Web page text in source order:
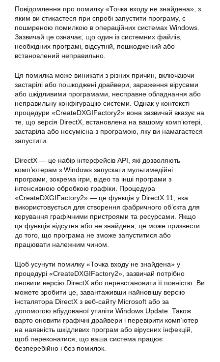
Повідомлення про помилку «Точка входу не знайдена», з
яким ви стикаєтеся при спробі запустити програму, є
поширеною помилкою в операційних системах Windows.
Зазвичай це означає, що один із системних файлів,
необхідних програмі, відсутній, пошкоджений або
встановлений неправильно.
Ця помилка може виникати з різних причин, включаючи
застарілі або пошкоджені драйвери, зараження вірусами
або шкідливими програмами, несправне обладнання або
неправильну конфігурацію системи. Однак у контексті
процедури «CreateDXGIFactory2» вона зазвичай вказує на
те, що версія DirectX, встановлена на вашому комп’ютері,
застаріла або несумісна з програмою, яку ви намагаєтеся
запустити.
DirectX — це набір інтерфейсів API, які дозволяють
комп’ютерам з Windows запускати мультимедійні
програми, зокрема ігри, відео та інші програми з
інтенсивною обробкою графіки. Процедура
«CreateDXGIFactory2» — це функція у DirectX 11, яка
використовується для створення фабричного об’єкта для
керування графічними пристроями та ресурсами. Якщо
ця функція відсутня або не знайдена, це може призвести
до того, що програма не зможе запуститися або
працювати належним чином.
Щоб усунути помилку «Точка входу не знайдена» у
процедурі «CreateDXGIFactory2», зазвичай потрібно
оновити версію DirectX або перевстановити її повністю. Ви
можете зробити це, завантаживши найновішу версію
інсталятора DirectX з веб-сайту Microsoft або за
допомогою вбудованої утиліти Windows Update. Також
варто оновити графічні драйвери і перевірити комп’ютер
на наявність шкідливих програм або вірусних інфекцій,
щоб переконатися, що ваша система працює
безперебійно і без помилок.